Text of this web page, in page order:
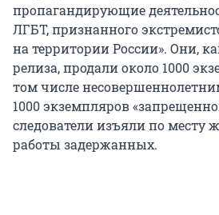
пропагандирующие
ЛГБТ, признанного
на территории России». Они,
релиза, продали около 1000
том числе
1000 экземпляров
следователи изъяли по месту
работы задержанных.